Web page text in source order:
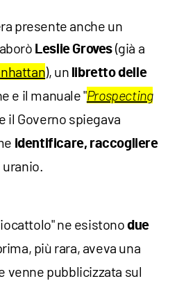
presente anche un
Leslie Groves (già a
), un libretto delle
e il manuale "Prospecting
il Governo spiegava
identificare, raccogliere
ne esistono due
più rara, aveva una
venne pubblicizzata sul